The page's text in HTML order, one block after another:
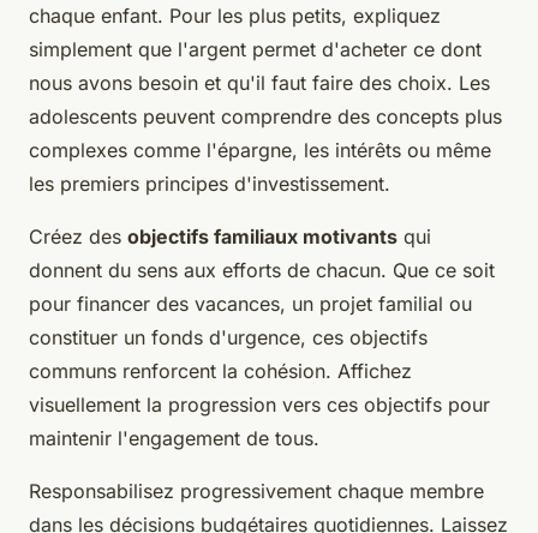
chaque enfant. Pour les plus petits, expliquez
simplement que l'argent permet d'acheter ce dont
nous avons besoin et qu'il faut faire des choix. Les
adolescents peuvent comprendre des concepts plus
complexes comme l'épargne, les intérêts ou même
les premiers principes d'investissement.
Créez des objectifs familiaux motivants qui
donnent du sens aux efforts de chacun. Que ce soit
pour financer des vacances, un projet familial ou
constituer un fonds d'urgence, ces objectifs
communs renforcent la cohésion. Affichez
visuellement la progression vers ces objectifs pour
maintenir l'engagement de tous.
Responsabilisez progressivement chaque membre
dans les décisions budgétaires quotidiennes. Laissez